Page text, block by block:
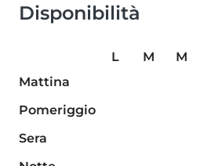
Disponibilità
L M M
Mattina
Pomeriggio
Sera